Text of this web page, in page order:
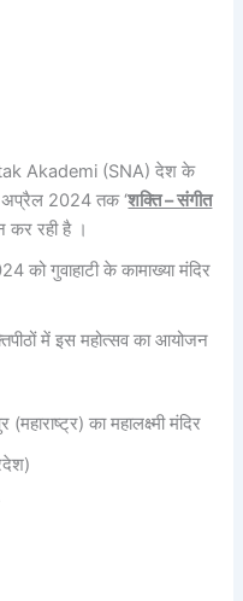
Akademi (SNA) देश के
अप्रैल 2024 तक ‘शक्ति – संगीत
कर रही है ।
गुवाहाटी के कामाख्या मंदिर
में इस महोत्सव का आयोजन
का महालक्ष्मी मंदिर